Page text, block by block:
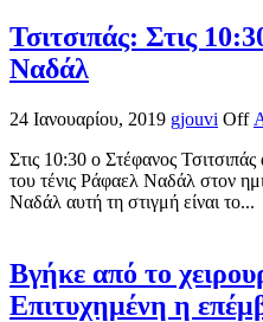
Τσιτσιπάς: Στις
Ναδάλ
24 Ιανουαρίου, 2019 gjouvi Off
Στις 10:30 ο Στέφανος
του τένις Ράφαελ Ναδάλ στον
Ναδάλ αυτή τη στιγμή είναι το...
Βγήκε από το
Επιτυχημένη η